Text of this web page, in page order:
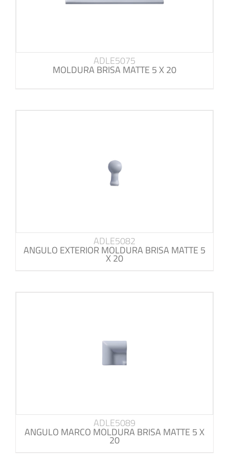
ADLE5075
MOLDURA BRISA MATTE 5 X 20
ADLE5082
ANGULO EXTERIOR MOLDURA BRISA MATTE 5
X 20
ADLE5089
ANGULO MARCO MOLDURA BRISA MATTE 5 X
20